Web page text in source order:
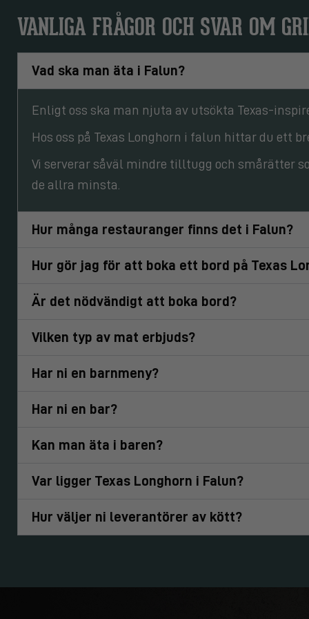
VANLIGA FRÅGOR OCH SVAR OM
Vad ska man äta i Falun?
Enligt oss ska man njuta av utsökta Texas-
Hos oss på Texas Longhorn i falun hittar du ett
Vi serverar såväl mindre tilltugg och smårätter
de allra minsta.
Hur många restauranger finns det i Falun?
Hur gör jag för att boka ett bord på Texas
Är det nödvändigt att boka bord?
Vilken typ av mat erbjuds?
Har ni en barnmeny?
Har ni en bar?
Kan man äta i baren?
Var ligger Texas Longhorn i Falun?
Hur väljer ni leverantörer av kött?